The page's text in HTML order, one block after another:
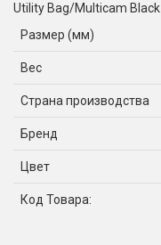
Utility Bag/Multicam Black
Размер (мм)
Вес
Страна производства
Бренд
Цвет
Код Товара: